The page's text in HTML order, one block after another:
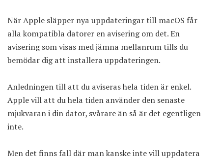
När Apple släpper nya uppdateringar till macOS får
alla kompatibla datorer en avisering om det. En
avisering som visas med jämna mellanrum tills du
bemödar dig att installera uppdateringen.
Anledningen till att du aviseras hela tiden är enkel.
Apple vill att du hela tiden använder den senaste
mjukvaran i din dator, svårare än så är det egentligen
inte.
Men det finns fall där man kanske inte vill uppdatera